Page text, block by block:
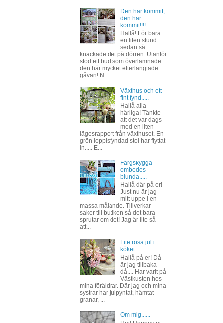
Den har kommit,
den har
kommit!!!!
Hallå! För bara
en liten stund
sedan så
knackade det på dörren. Utanför
stod ett bud som överlämnade
den här mycket efterlängtade
gåvan! N...
Växthus och ett
fint fynd.....
Hallå alla
härliga! Tänkte
att det var dags
med en liten
lägesrapport från växthuset. En
grön loppisfyndad stol har flyttat
in..... E...
Färgskygga
ombedes
blunda.....
Hallå där på er!
Just nu är jag
mitt uppe i en
massa målande. Tillverkar
saker till butiken så det bara
sprutar om det! Jag är lite så
att...
Lite rosa jul i
köket......
Hallå på er! Då
är jag tillbaka
då.... Har varit på
Västkusten hos
mina föräldrar. Där jag och mina
systrar har julpyntat, hämtat
granar, ...
Om mig......